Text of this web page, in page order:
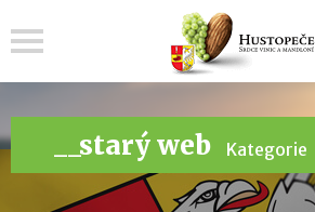
__starý web Kategorie